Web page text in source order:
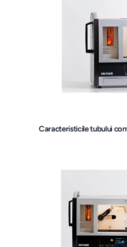
Caracteristicile tubului